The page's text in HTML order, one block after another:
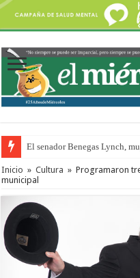
El senador Benegas Lynch,
Inicio » Cultura » Programaron
municipal